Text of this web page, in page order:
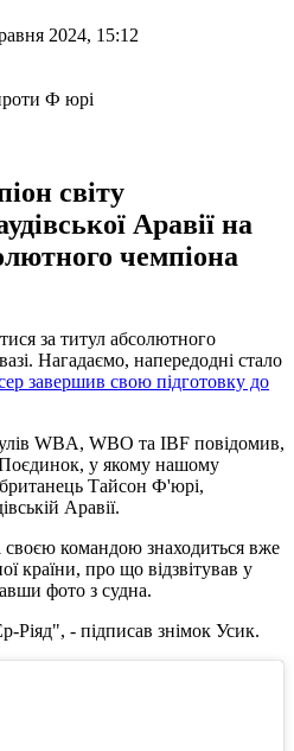
2024, 15:12
світу
Аравії на
чемпіона
за титул абсолютного
Нагадаємо, напередодні стало
завершив свою підготовку до
WBA, WBO та IBF повідомив,
у якому нашому
Тайсон Ф'юрі,
Аравії.
своєю командою знаходиться вже
країни, про що відзвітував у
фото з судна.
- підписав знімок Усик.